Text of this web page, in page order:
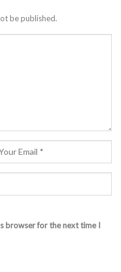
be published.
browser for the next time I